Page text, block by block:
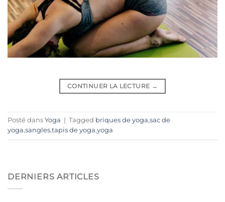
CONTINUER LA LECTURE →
Posté dans Yoga | Tagged briques de yoga,sac de
yoga,sangles,tapis de yoga,yoga
DERNIERS ARTICLES